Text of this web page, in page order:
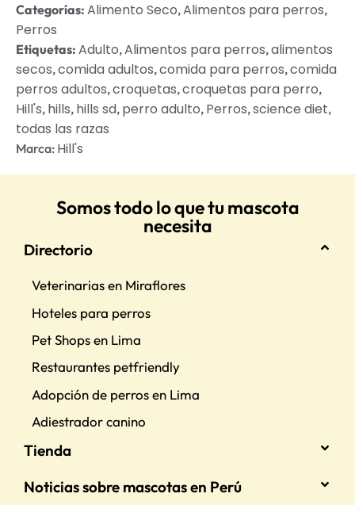
Categorías: Alimento Seco,Alimentos para perros,
Perros
Etiquetas: Adulto,Alimentos para perros,alimentos
secos,comida adultos,comida para perros,comida
perros adultos,croquetas,croquetas para perro,
Hill's, hills, hills sd, perro adulto, Perros,science diet,
todas las razas
Marca: Hill's
Somos todo lo que tu mascota
necesita
Directorio
Veterinarias en Miraflores
Hoteles para perros
Pet Shops en Lima
Restaurantes petfriendly
Adopción de perros en Lima
Adiestrador canino
Tienda
Noticias sobre mascotas en Perú